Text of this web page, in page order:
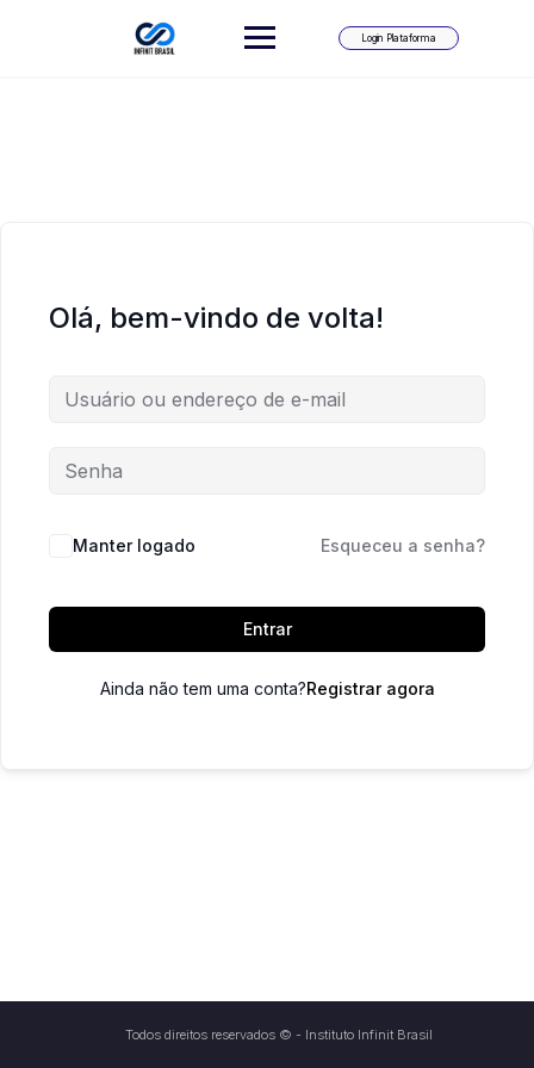
Login Plataforma
Olá, bem-vindo de volta!
Manter logado Esqueceu a senha?
Entrar
Ainda não tem uma conta?Registrar agora
Todos direitos reservados © - Instituto Infinit Brasil